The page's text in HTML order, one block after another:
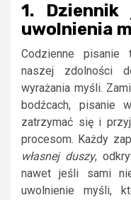
1. Dziennik
uwolnienia
Codzienne pisanie
naszej zdolności
wyrażania myśli.
bodźcach, pisanie
zatrzymać się i
procesom. Każdy
własnej duszy,
nawet jeśli sami
uwolnienie myśli,